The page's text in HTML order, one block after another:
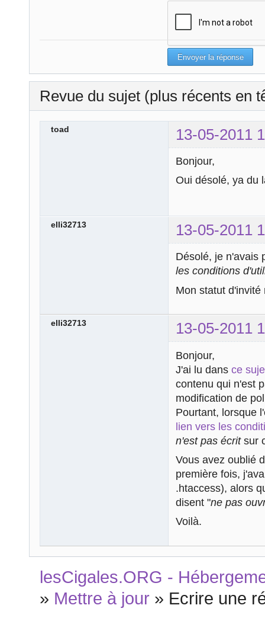
Revue du sujet (plus récents en
toad 13-05-2011
Bonjour,
Oui désolé, ya du
elli32713 13-05-2011
Désolé, je n'avais
les conditions
Mon statut
elli32713 13-05-2011
Bonjour,
J'ai lu dans ce
contenu qui n'est
modification de
Pourtant, lorsque
lien vers les
n'est pas écritsur
Vous avez oublié
première fois,
.htaccess), alors
disent "ne pas
Voilà.
lesCigales.ORG -
» Mettre à jour » Ecrire une